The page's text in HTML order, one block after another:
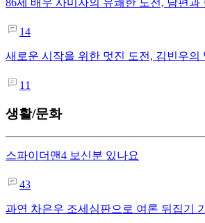
86세 배우 사미자의 유쾌한 도전, 남편과
14
새로운 시작을 위한 멋진 도전, 김빈우의
11
생활/문화
스파이더맨4 보신분 있나요
43
과연 차은우 조세심판으로 여론 뒤집기